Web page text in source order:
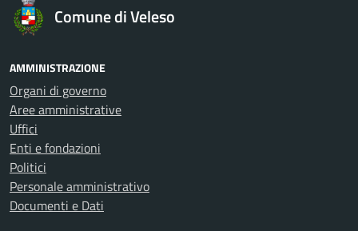
Comune di Veleso
AMMINISTRAZIONE
Organi di governo
Aree amministrative
Uffici
Enti e fondazioni
Politici
Personale amministrativo
Documenti e Dati